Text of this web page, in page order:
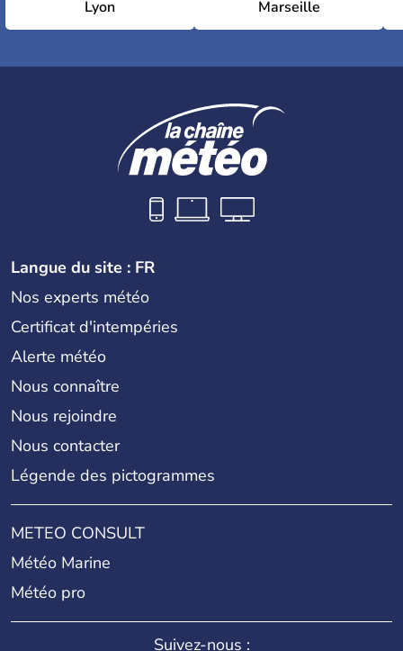
Lyon Marseille
Langue du site : FR
Nos experts météo
Certificat d'intempéries
Alerte météo
Nous connaître
Nous rejoindre
Nous contacter
Légende des pictogrammes
METEO CONSULT
Météo Marine
Météo pro
Suivez-nous :